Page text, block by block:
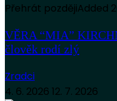
Přehrát pozdějiAdded
VĚRA “MIA”
člověk rodí zlý
Zradci
4. 6. 2026 12. 7. 2026